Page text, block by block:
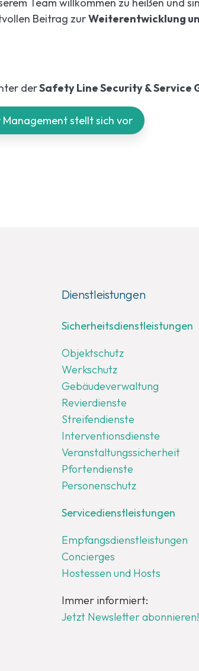
Beitrag zurWeiterentwicklung
derSafety Line Security & Service
Management stellt sich vor
Dienstleistungen
Sicherheitsdienstleistungen
Objektschutz
Werkschutz
Gebäudeverwaltung
Revierdienste
Streifendienste
Interventionsdienste
Veranstaltungssicherheit
Pfortendienste
Personenschutz
Servicedienstleistungen
Empfangsdienstleistungen
Concierges
Hostessen und Hosts
Immer informiert:
Jetzt Newsletter abonnieren!